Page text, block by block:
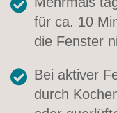
für ca. 10
die Fenster
Bei aktiver
durch